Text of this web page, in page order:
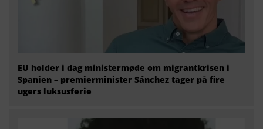
EU holder i dag ministermøde om migrantkrisen i
Spanien – premierminister Sánchez tager på fire
ugers luksusferie